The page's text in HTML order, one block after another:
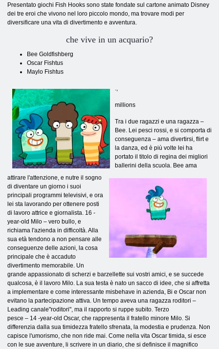
Presentato giochi Fish Hooks sono state fondate sul cartone animato Disney
dei tre eroi che vivono nel loro piccolo mondo, ma trovare modi per
diversificare una vita di divertimento e avventura.
che vive in un acquario?
Bee Goldfishberg
Oscar Fishtus
Maylo Fishtus
millions
Tra i due ragazzi e una ragazza –
Bee. Lei pesci rossi, e si comporta di
conseguenza – ama divertirsi, flirt e
la danza, ed è più volte lei ha
portato il titolo di regina dei migliori
ballerini della scuola. Bee ama
attirare l'attenzione, e nutre il sogno
di diventare un giorno i suoi
principali programmi televisivi, e ora
lei sta lavorando per ottenere posti
di lavoro attrice e giornalista. 16 -
year-old Milo – vero bullo, e
richiama l'azienda in difficoltà. Alla
sua età tendono a non pensare alle
conseguenze delle azioni, la cosa
principale che è accaduto
divertimento memorabile. Un
grande appassionato di scherzi e barzellette sui vostri amici, e se succede
qualcosa, è il lavoro Milo. La sua testa è nato un sacco di idee, che si affretta
a implementare e come interessante misbehave in azienda, Bi e Oscar non
evitano la partecipazione attiva. Un tempo aveva una ragazza roditori –
Leading canale"roditori", ma il rapporto si ruppe subito. Terzo
pesce – 14 -year-old Oscar, che rappresenta il fratello minore Milo. Si
differenzia dalla sua timidezza fratello sfrenata, la modestia e prudenza. Non
capisce l'umorismo, che non ride mai. Come nella vita Oscar timida, si esce
con le sue avventure, li scrivere in un diario, che si definisce il magnifico